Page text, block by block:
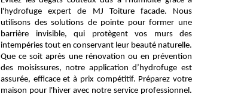
l'hydrofuge expert de MJ Toiture facade. Nous
utilisons des solutions de pointe pour former une
barrière invisible, qui protègent vos murs des
intempéries tout en conservant leur beauté naturelle.
Que ce soit après une rénovation ou en prévention
des moisissures, notre application d’hydrofuge est
assurée, efficace et à prix compétitif. Préparez votre
maison pour l'hiver avec notre service professionnel.